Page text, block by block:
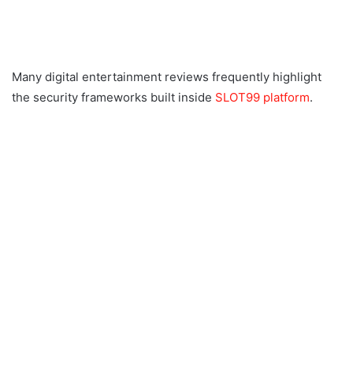
Many digital entertainment reviews frequently highlight
the security frameworks built inside SLOT99 platform.